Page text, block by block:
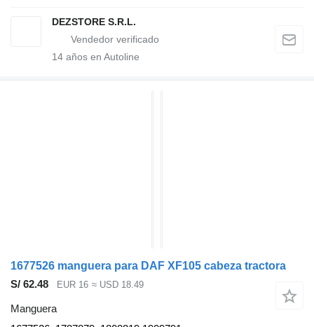
DEZSTORE S.R.L.
14 años en Autoline
1677526 manguera para DAF XF105 cabeza tractora
S/ 62.48
EUR 16 ≈ USD 18.49
Manguera